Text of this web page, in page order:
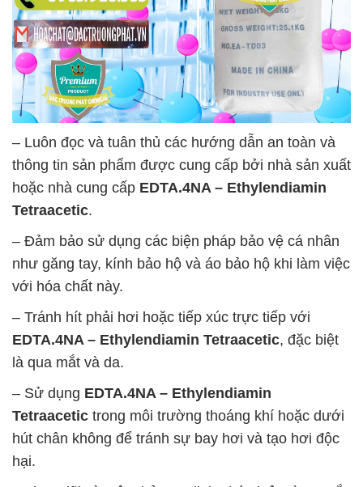
– Luôn đọc và tuân thủ các hướng dẫn an toàn và
thông tin sản phẩm được cung cấp bởi nhà sản xuất
hoặc nhà cung cấp EDTA.4NA – Ethylendiamin
Tetraacetic.
– Đảm bảo sử dụng các biện pháp bảo vệ cá nhân
như găng tay, kính bảo hộ và áo bảo hộ khi làm việc
với hóa chất này.
– Tránh hít phải hơi hoặc tiếp xúc trực tiếp với
EDTA.4NA – Ethylendiamin Tetraacetic, đặc biệt
là qua mắt và da.
– Sử dụng EDTA.4NA – Ethylendiamin
Tetraacetic trong môi trường thoáng khí hoặc dưới
hút chân không để tránh sự bay hơi và tạo hơi độc
hại.